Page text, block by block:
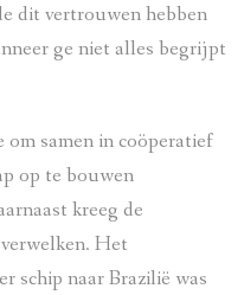
dit vertrouwen hebben
ge niet alles begrijpt
samen in coöperatief
op te bouwen
kreeg de
Het
schip naar Brazilië was